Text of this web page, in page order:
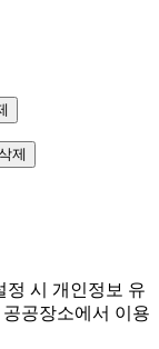
제
정 시 개인정보 유
공장소에서 이용